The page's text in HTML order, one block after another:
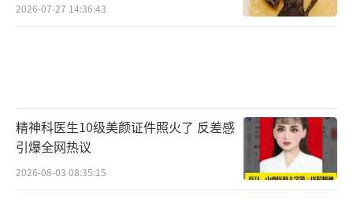
2026-07-27 14:36:43
精神科医生10级美颜证件照火了 反差感
引爆全网热议
2026-08-03 08:35:15